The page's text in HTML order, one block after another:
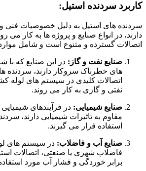
کاربرد سردنده استیل:
سردنده های استیل به دلیل خصوصیات فنی
دارند، در انواع صنایع و پروژه ها به کار می
اتصالات گسترده و متنوع است و شامل
صنایع نفت و گاز: در این صنایع که
های خطرناک سروکار دارند، سردنده
اتصالات کلیدی در سیستم های لوله
نفتی و گازی به کار می روند.
صنایع شیمیایی: در فرآیندهای شیمیایی
مقاوم به تاثیرات شیمیایی دارند،
استفاده قرار می گیرند.
صنایع آب و فاضلاب: در سیستم های
فاضلاب شهری یا صنعتی، اتصالات
برابر خوردگی و فشار آب مورد